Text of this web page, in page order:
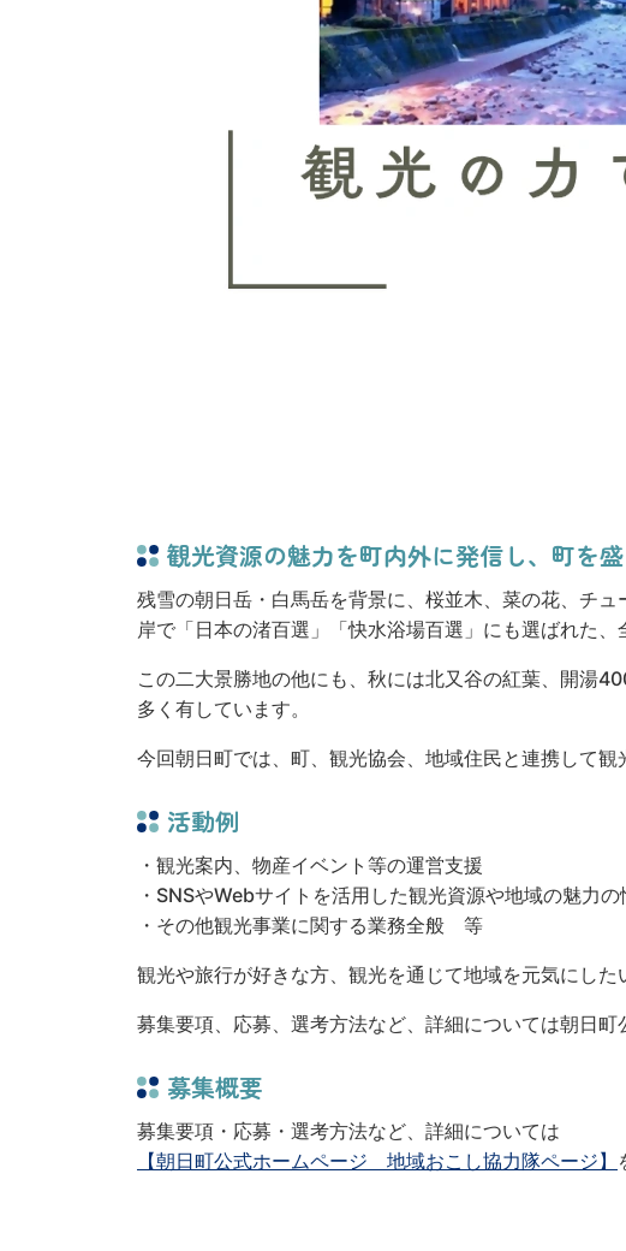
観光資源の魅力を町内外に発信し、町を
残雪の朝日岳・白馬岳を背景に、桜並木、菜の花、チ
岸で「日本の渚百選」「快水浴場百選」にも選ばれた
この二大景勝地の他にも、秋には北又谷の紅葉、開湯
多く有しています。
今回朝日町では、町、観光協会、地域住民と連携して
活動例
・観光案内、物産イベント等の運営支援
・SNSやWebサイトを活用した観光資源や地域の魅力
・その他観光事業に関する業務全般 等
観光や旅行が好きな方、観光を通じて地域を元気にした
募集要項、応募、選考方法など、詳細については朝日
募集概要
募集要項・応募・選考方法など、詳細については
【朝日町公式ホームページ 地域おこし協力隊ページ】